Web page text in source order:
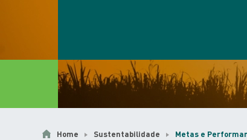
Home Sustentabilidade Metas e